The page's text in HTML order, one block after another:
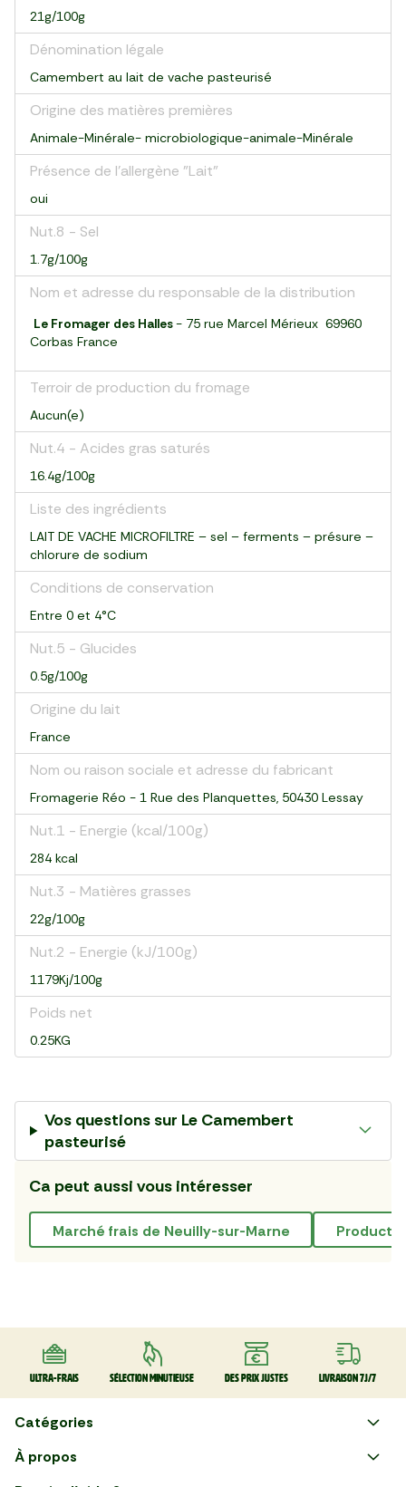
21g/100g
Dénomination légale
Camembert au lait de vache pasteurisé
Origine des matières premières
Animale-Minérale- microbiologique-animale-Minérale
Présence de l'allergène "Lait"
oui
Nut.8 - Sel
1.7g/100g
Nom et adresse du responsable de la distribution
Le Fromager des Halles- 75 rue Marcel Mérieux 69960
Corbas France
Terroir de production du fromage
Aucun(e)
Nut.4 - Acides gras saturés
16.4g/100g
Liste des ingrédients
LAIT DE VACHE MICROFILTRE – sel – ferments – présure –
chlorure de sodium
Conditions de conservation
Entre 0 et 4°C
Nut.5 - Glucides
0.5g/100g
Origine du lait
France
Nom ou raison sociale et adresse du fabricant
Fromagerie Réo - 1 Rue des Planquettes, 50430 Lessay
Nut.1 - Energie (kcal/100g)
284 kcal
Nut.3 - Matières grasses
22g/100g
Nut.2 - Energie (kJ/100g)
1179Kj/100g
Poids net
0.25KG
Vos questions sur Le Camembert
pasteurisé
Ca peut aussi vous intéresser
marché frais de Neuilly-sur-Marne
Ultra-frais Sélection minutieuse Des prix justes Livraison 7J/7
Catégories
Faire ses courses en ligne
À propos